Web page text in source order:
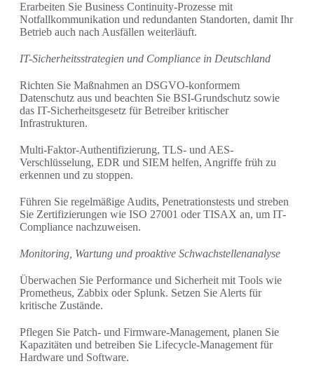
Erarbeiten Sie Business Continuity-Prozesse mit
Notfallkommunikation und redundanten Standorten, damit Ihr
Betrieb auch nach Ausfällen weiterläuft.
IT-Sicherheitsstrategien und Compliance in Deutschland
Richten Sie Maßnahmen an DSGVO-konformem
Datenschutz aus und beachten Sie BSI-Grundschutz sowie
das IT-Sicherheitsgesetz für Betreiber kritischer
Infrastrukturen.
Multi-Faktor-Authentifizierung, TLS- und AES-
Verschlüsselung, EDR und SIEM helfen, Angriffe früh zu
erkennen und zu stoppen.
Führen Sie regelmäßige Audits, Penetrationstests und streben
Sie Zertifizierungen wie ISO 27001 oder TISAX an, um IT-
Compliance nachzuweisen.
Monitoring, Wartung und proaktive Schwachstellenanalyse
Überwachen Sie Performance und Sicherheit mit Tools wie
Prometheus, Zabbix oder Splunk. Setzen Sie Alerts für
kritische Zustände.
Pflegen Sie Patch- und Firmware-Management, planen Sie
Kapazitäten und betreiben Sie Lifecycle-Management für
Hardware und Software.